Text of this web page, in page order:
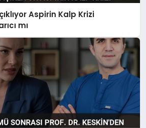
Aspirin Kalp Krizi
mı